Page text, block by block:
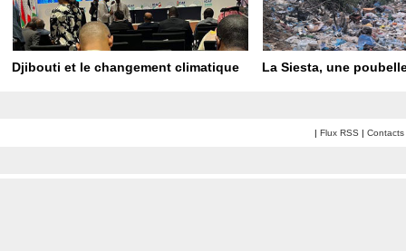
Djibouti et le changement climatique La Siesta, une
| Flux RSS | Contacts